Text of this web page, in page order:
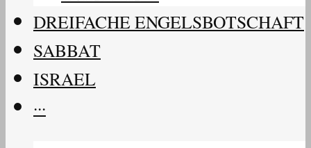
DREIFACHE ENGELSBOTSCHAFT
SABBAT
ISRAEL
···